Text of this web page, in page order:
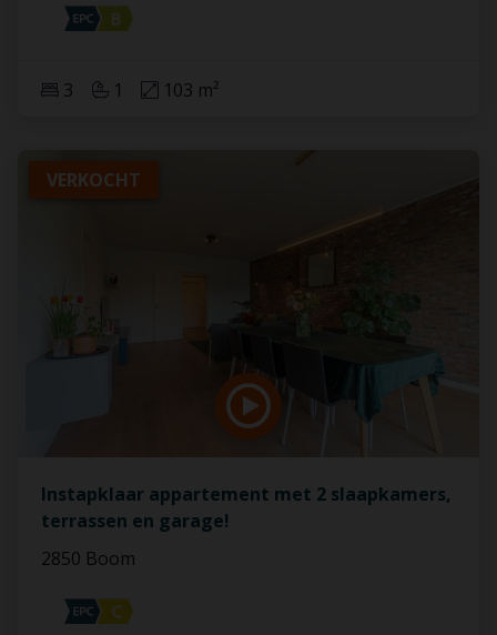
3 1 103 m²
VERKOCHT
Instapklaar appartement met 2 slaapkamers,
terrassen en garage!
2850 Boom